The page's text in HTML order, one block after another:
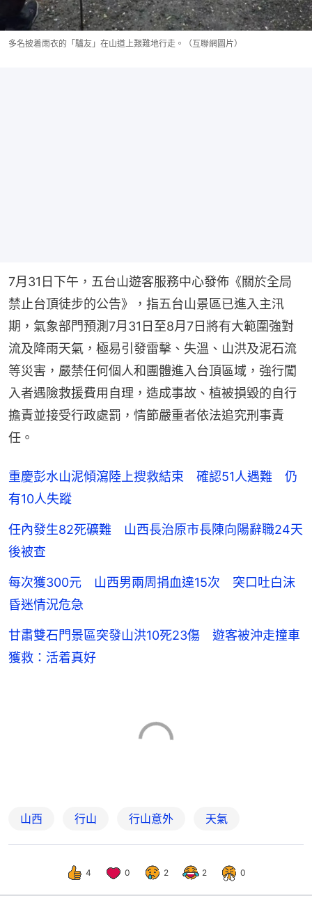
多名披着雨衣的「驢友」在山道上艱難地行走。（互聯網圖片）
7月31日下午，五台山遊客服務中心發佈《關於全局
禁止台頂徒步的公告》，指五台山景區已進入主汛
期，氣象部門預測7月31日至8月7日將有大範圍強對
流及降雨天氣，極易引發雷擊、失溫、山洪及泥石流
等災害，嚴禁任何個人和團體進入台頂區域，強行闖
入者遇險救援費用自理，造成事故、植被損毀的自行
擔責並接受行政處罰，情節嚴重者依法追究刑事責
任。
重慶彭水山泥傾瀉陸上搜救結束 確認51人遇難 仍
有10人失蹤
任內發生82死礦難 山西長治原市長陳向陽辭職24天
後被查
每次獲300元 山西男兩周捐血達15次 突口吐白沫
昏迷情況危急
甘肅雙石門景區突發山洪10死23傷 遊客被沖走撞車
獲救：活着真好
山西 行山 行山意外 天氣
4 0 2 2 0